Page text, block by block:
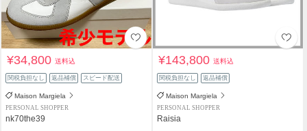
¥34,800送料込
関税負担なし 返品補償 スピード配送
Maison Margiela
PERSONAL SHOPPER
nk70the39
¥143,800送料込
関税負担なし 返品補償
Maison Margiela
PERSONAL SHOPPER
Raisia